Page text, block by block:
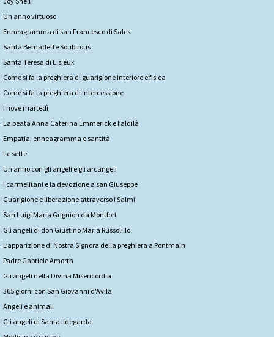
Un anno virtuoso
Enneagramma di san Francesco di Sales
Santa Bernadette Soubirous
Santa Teresa di Lisieux
Come si fa la preghiera di guarigione interiore e fisica
Come si fa la preghiera di intercessione
I nove martedì
La beata Anna Caterina Emmerick e l’aldilà
Empatia, enneagramma e santità
Le sette
Un anno con gli angeli e gli arcangeli
I carmelitani e la devozione a san Giuseppe
Guarigione e liberazione attraverso i Salmi
San Luigi Maria Grignion da Montfort
Gli angeli di don Giustino Maria Russolillo
L’apparizione di Nostra Signora della preghiera a Pontmain
Padre Gabriele Amorth
Gli angeli della Divina Misericordia
365 giorni con San Giovanni d'Avila
Angeli e animali
Gli angeli di Santa Ildegarda